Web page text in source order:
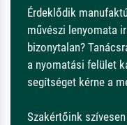
Érdeklődik
művészi lenyomata
bizonytalan?
a nyomatási felület
segítséget kérne a
Szakértőink